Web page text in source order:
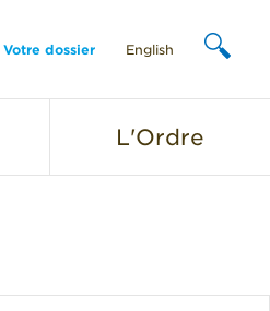
Votre dossier English
L'Ordre